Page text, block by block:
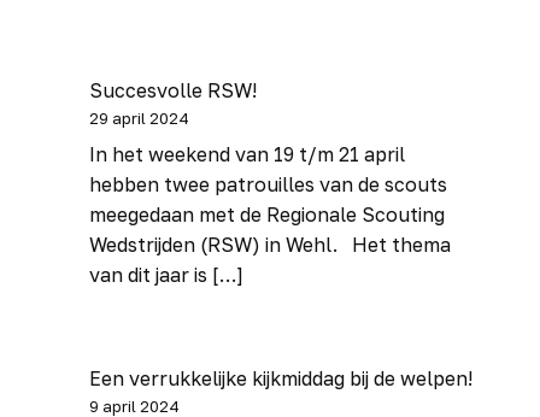
Succesvolle RSW!
29 april 2024
In het weekend van 19 t/m 21 april
hebben twee patrouilles van de scouts
meegedaan met de Regionale Scouting
Wedstrijden (RSW) in Wehl. Het thema
van dit jaar is […]
Een verrukkelijke kijkmiddag bij de welpen!
9 april 2024